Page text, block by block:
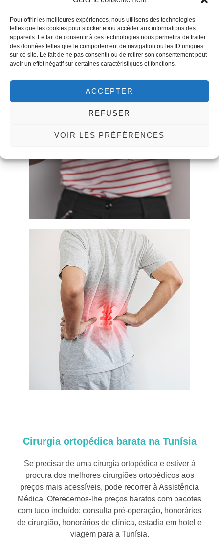
Pour offrir les meilleures expériences, nous utilisons des technologies
telles que les cookies pour stocker et/ou accéder aux informations des
appareils. Le fait de consentir à ces technologies nous permettra de traiter
des données telles que le comportement de navigation ou les ID uniques
sur ce site. Le fait de ne pas consentir ou de retirer son consentement peut
avoir un effet négatif sur certaines caractéristiques et fonctions.
ACCEPTER
REFUSER
VOIR LES PRÉFÉRENCES
Cirurgia ortopédica barata na Tunísia
Se precisar de uma cirurgia ortopédica e estiver à
procura dos melhores cirurgiões ortopédicos aos
preços mais acessíveis, pode recorrer à Assistência
Médica. Oferecemos-lhe preços baratos com pacotes
com tudo incluído: consulta pré-operação, honorários
de cirurgião, honorários de clínica, estadia em hotel e
viagem para a Tunísia.